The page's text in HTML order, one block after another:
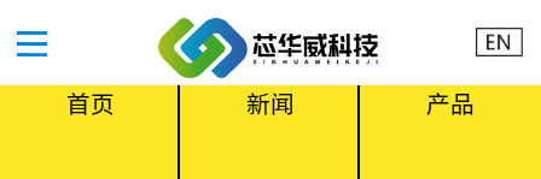
首页 新闻 产品